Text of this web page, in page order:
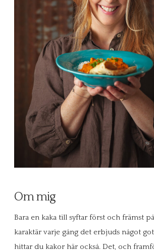
Om mig
Bara en kaka till syftar först och främst
karaktär varje gång det erbjuds något
hittar du kakor här också. Det, och